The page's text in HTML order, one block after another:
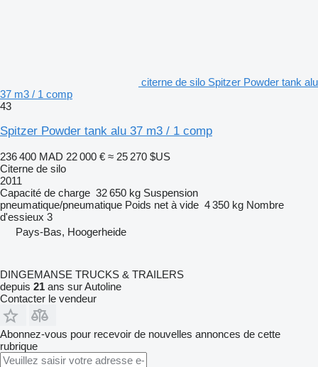
citerne de silo Spitzer Powder tank alu
37 m3 / 1 comp
43
Spitzer Powder tank alu 37 m3 / 1 comp
236 400 MAD 22 000 € ≈ 25 270 $US
Citerne de silo
2011
Capacité de charge 32 650 kg Suspension
pneumatique/pneumatique Poids net à vide 4 350 kg Nombre
d'essieux 3
Pays-Bas, Hoogerheide
DINGEMANSE TRUCKS & TRAILERS
depuis 21 ans sur Autoline
Contacter le vendeur
Abonnez-vous pour recevoir de nouvelles annonces de cette
rubrique